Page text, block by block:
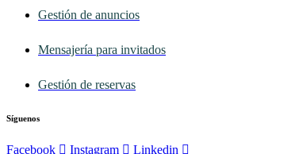
Gestión de anuncios
Mensajería para invitados
Gestión de reservas
Síguenos
Facebook Instagram Linkedin